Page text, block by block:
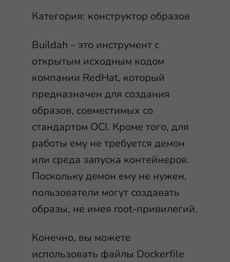
Категория: конструктор образов
Buildah – это инструмент с
открытым исходным кодом
компании RedHat, который
предназначен для создания
образов, совместимых со
стандартом OCI. Кроме того, для
работы ему не требуется демон
или среда запуска контейнеров.
Поскольку демон ему не нужен,
пользователи могут создавать
образы, не имея root-привилегий.
Конечно, вы можете
использовать файлы Dockerfile